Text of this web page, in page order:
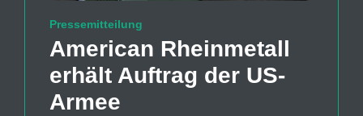
Pressemitteilung
American Rheinmetall
erhält Auftrag der US-
Armee